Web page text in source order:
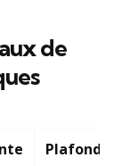
de
Plafond